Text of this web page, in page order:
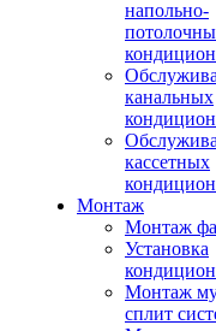
напольно-
канальных
кассетных
Монтаж
Монтаж
Установка
Монтаж
сплит